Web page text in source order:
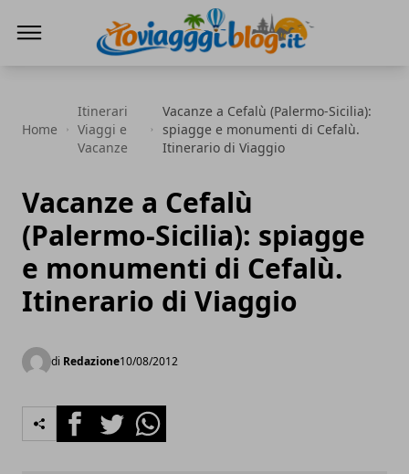
Home
Itinerari
Viaggi e
Vacanze
Vacanze a Cefalù (Palermo-Sicilia):
spiagge e monumenti di Cefalù.
Itinerario di Viaggio
Vacanze a Cefalù
(Palermo-Sicilia): spiagge
e monumenti di Cefalù.
Itinerario di Viaggio
di Redazione10/08/2012
FacebookTwitterWhatsapp